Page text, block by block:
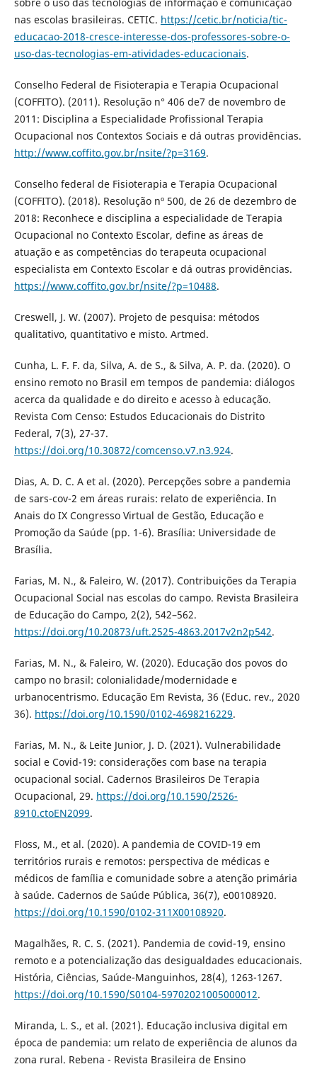
nas escolas brasileiras. CETIC. https://cetic.br/noticia/tic-
educacao-2018-cresce-interesse-dos-professores-sobre-o-
uso-das-tecnologias-em-atividades-educacionais.
Conselho Federal de Fisioterapia e Terapia Ocupacional
(COFFITO). (2011). Resolução n° 406 de7 de novembro de
2011: Disciplina a Especialidade Profissional Terapia
Ocupacional nos Contextos Sociais e dá outras providências.
http://www.coffito.gov.br/nsite/?p=3169.
Conselho federal de Fisioterapia e Terapia Ocupacional
(COFFITO). (2018). Resolução nº 500, de 26 de dezembro de
2018: Reconhece e disciplina a especialidade de Terapia
Ocupacional no Contexto Escolar, define as áreas de
atuação e as competências do terapeuta ocupacional
especialista em Contexto Escolar e dá outras providências.
https://www.coffito.gov.br/nsite/?p=10488.
Creswell, J. W. (2007). Projeto de pesquisa: métodos
qualitativo, quantitativo e misto. Artmed.
Cunha, L. F. F. da, Silva, A. de S., & Silva, A. P. da. (2020). O
ensino remoto no Brasil em tempos de pandemia: diálogos
acerca da qualidade e do direito e acesso à educação.
Revista Com Censo: Estudos Educacionais do Distrito
Federal, 7(3), 27-37.
https://doi.org/10.30872/comcenso.v7.n3.924.
Dias, A. D. C. A et al. (2020). Percepções sobre a pandemia
de sars-cov-2 em áreas rurais: relato de experiência. In
Anais do IX Congresso Virtual de Gestão, Educação e
Promoção da Saúde (pp. 1-6). Brasília: Universidade de
Brasília.
Farias, M. N., & Faleiro, W. (2017). Contribuições da Terapia
Ocupacional Social nas escolas do campo. Revista Brasileira
de Educação do Campo, 2(2), 542–562.
https://doi.org/10.20873/uft.2525-4863.2017v2n2p542.
Farias, M. N., & Faleiro, W. (2020). Educação dos povos do
campo no brasil: colonialidade/modernidade e
urbanocentrismo. Educação Em Revista, 36 (Educ. rev., 2020
36). https://doi.org/10.1590/0102-4698216229.
Farias, M. N., & Leite Junior, J. D. (2021). Vulnerabilidade
social e Covid-19: considerações com base na terapia
ocupacional social. Cadernos Brasileiros De Terapia
Ocupacional, 29. https://doi.org/10.1590/2526-
8910.ctoEN2099.
Floss, M., et al. (2020). A pandemia de COVID-19 em
territórios rurais e remotos: perspectiva de médicas e
médicos de família e comunidade sobre a atenção primária
à saúde. Cadernos de Saúde Pública, 36(7), e00108920.
https://doi.org/10.1590/0102-311X00108920.
Magalhães, R. C. S. (2021). Pandemia de covid-19, ensino
remoto e a potencialização das desigualdades educacionais.
História, Ciências, Saúde-Manguinhos, 28(4), 1263-1267.
https://doi.org/10.1590/S0104-59702021005000012.
Miranda, L. S., et al. (2021). Educação inclusiva digital em
época de pandemia: um relato de experiência de alunos da
zona rural. Rebena - Revista Brasileira de Ensino